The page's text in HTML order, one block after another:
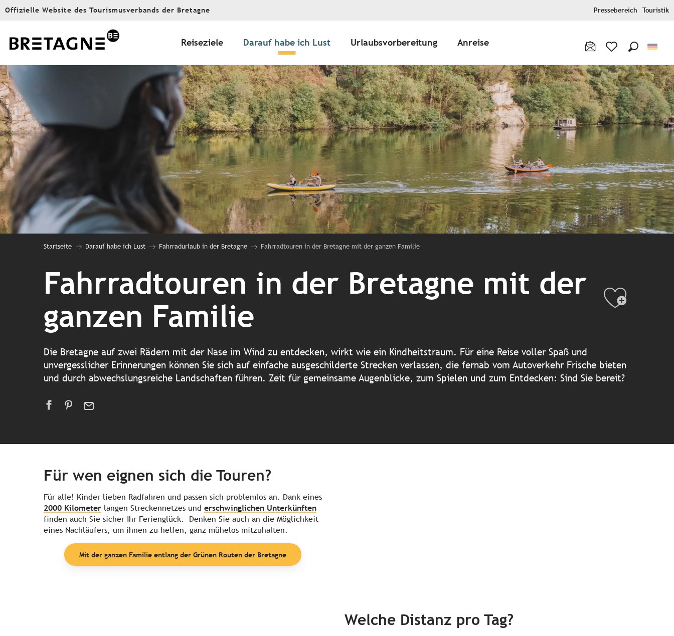
Aller
principal
Offizielle Website des Tourismusverbands der Bretagne Pressebereich Touristik
Reiseziele Darauf habe ich Lust Urlaubsvorbereitung Anreise
Startseite Darauf habe ich Lust Fahrradurlaub in der Bretagne Fahrradtouren in der Bretagne mit der ganzen Familie
Fahrradtouren in der Bretagne mit der
ganzen Familie
Die Bretagne auf zwei Rädern mit der Nase im Wind zu entdecken, wirkt wie ein Kindheitstraum. Für eine Reise voller Spaß und
unvergesslicher Erinnerungen können Sie sich auf einfache ausgeschilderte Strecken verlassen, die fernab vom Autoverkehr Frische bieten
und durch abwechslungsreiche Landschaften führen. Zeit für gemeinsame Augenblicke, zum Spielen und zum Entdecken: Sind Sie bereit?
Für wen eignen sich die Touren?
Für alle! Kinder lieben Radfahren und passen sich problemlos an. Dank eines
2000 Kilometer langen Streckennetzes und erschwinglichen Unterkünften
finden auch Sie sicher Ihr Ferienglück. Denken Sie auch an die Möglichkeit
eines Nachläufers, um ihnen zu helfen, ganz mühelos mitzuhalten.
Mit der ganzen Familie entlang der Grünen Routen der Bretagne
Welche Distanz pro Tag?